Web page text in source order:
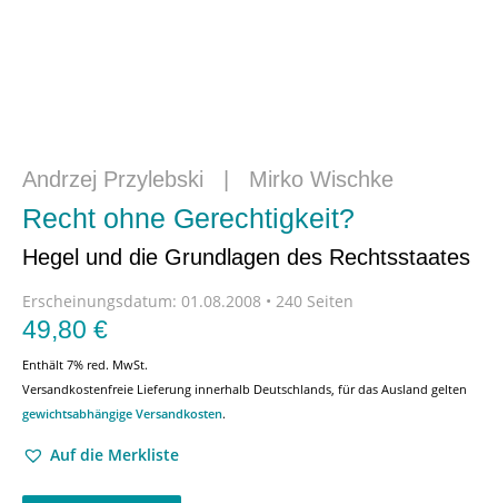
Andrzej Przylebski Mirko Wischke
Recht ohne Gerechtigkeit?
Hegel und die Grundlagen des Rechtsstaates
Erscheinungsdatum: 01.08.2008 • 240 Seiten
49,80 €
Enthält 7% red. MwSt.
Versandkostenfreie Lieferung innerhalb Deutschlands, für das Ausland gelten
gewichtsabhängige Versandkosten.
Auf die Merkliste